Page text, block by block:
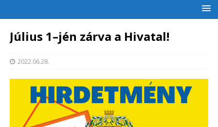
Július 1–jén zárva a Hivatal!
2022.06.28.